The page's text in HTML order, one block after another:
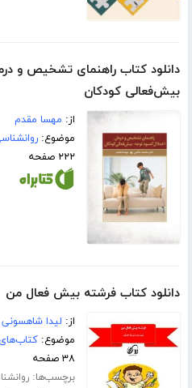
دانلود کتاب راهنمای تشخیص و
بیش‌فعالی کودکان
از: مهسا مقدم
موضوع:
۲۲۲ صفحه
دانلود کتاب فرشته بیش فعال من
از: لیدا شاهسونی
موضوع:
۳۸ صفحه
برچسب‌ها: